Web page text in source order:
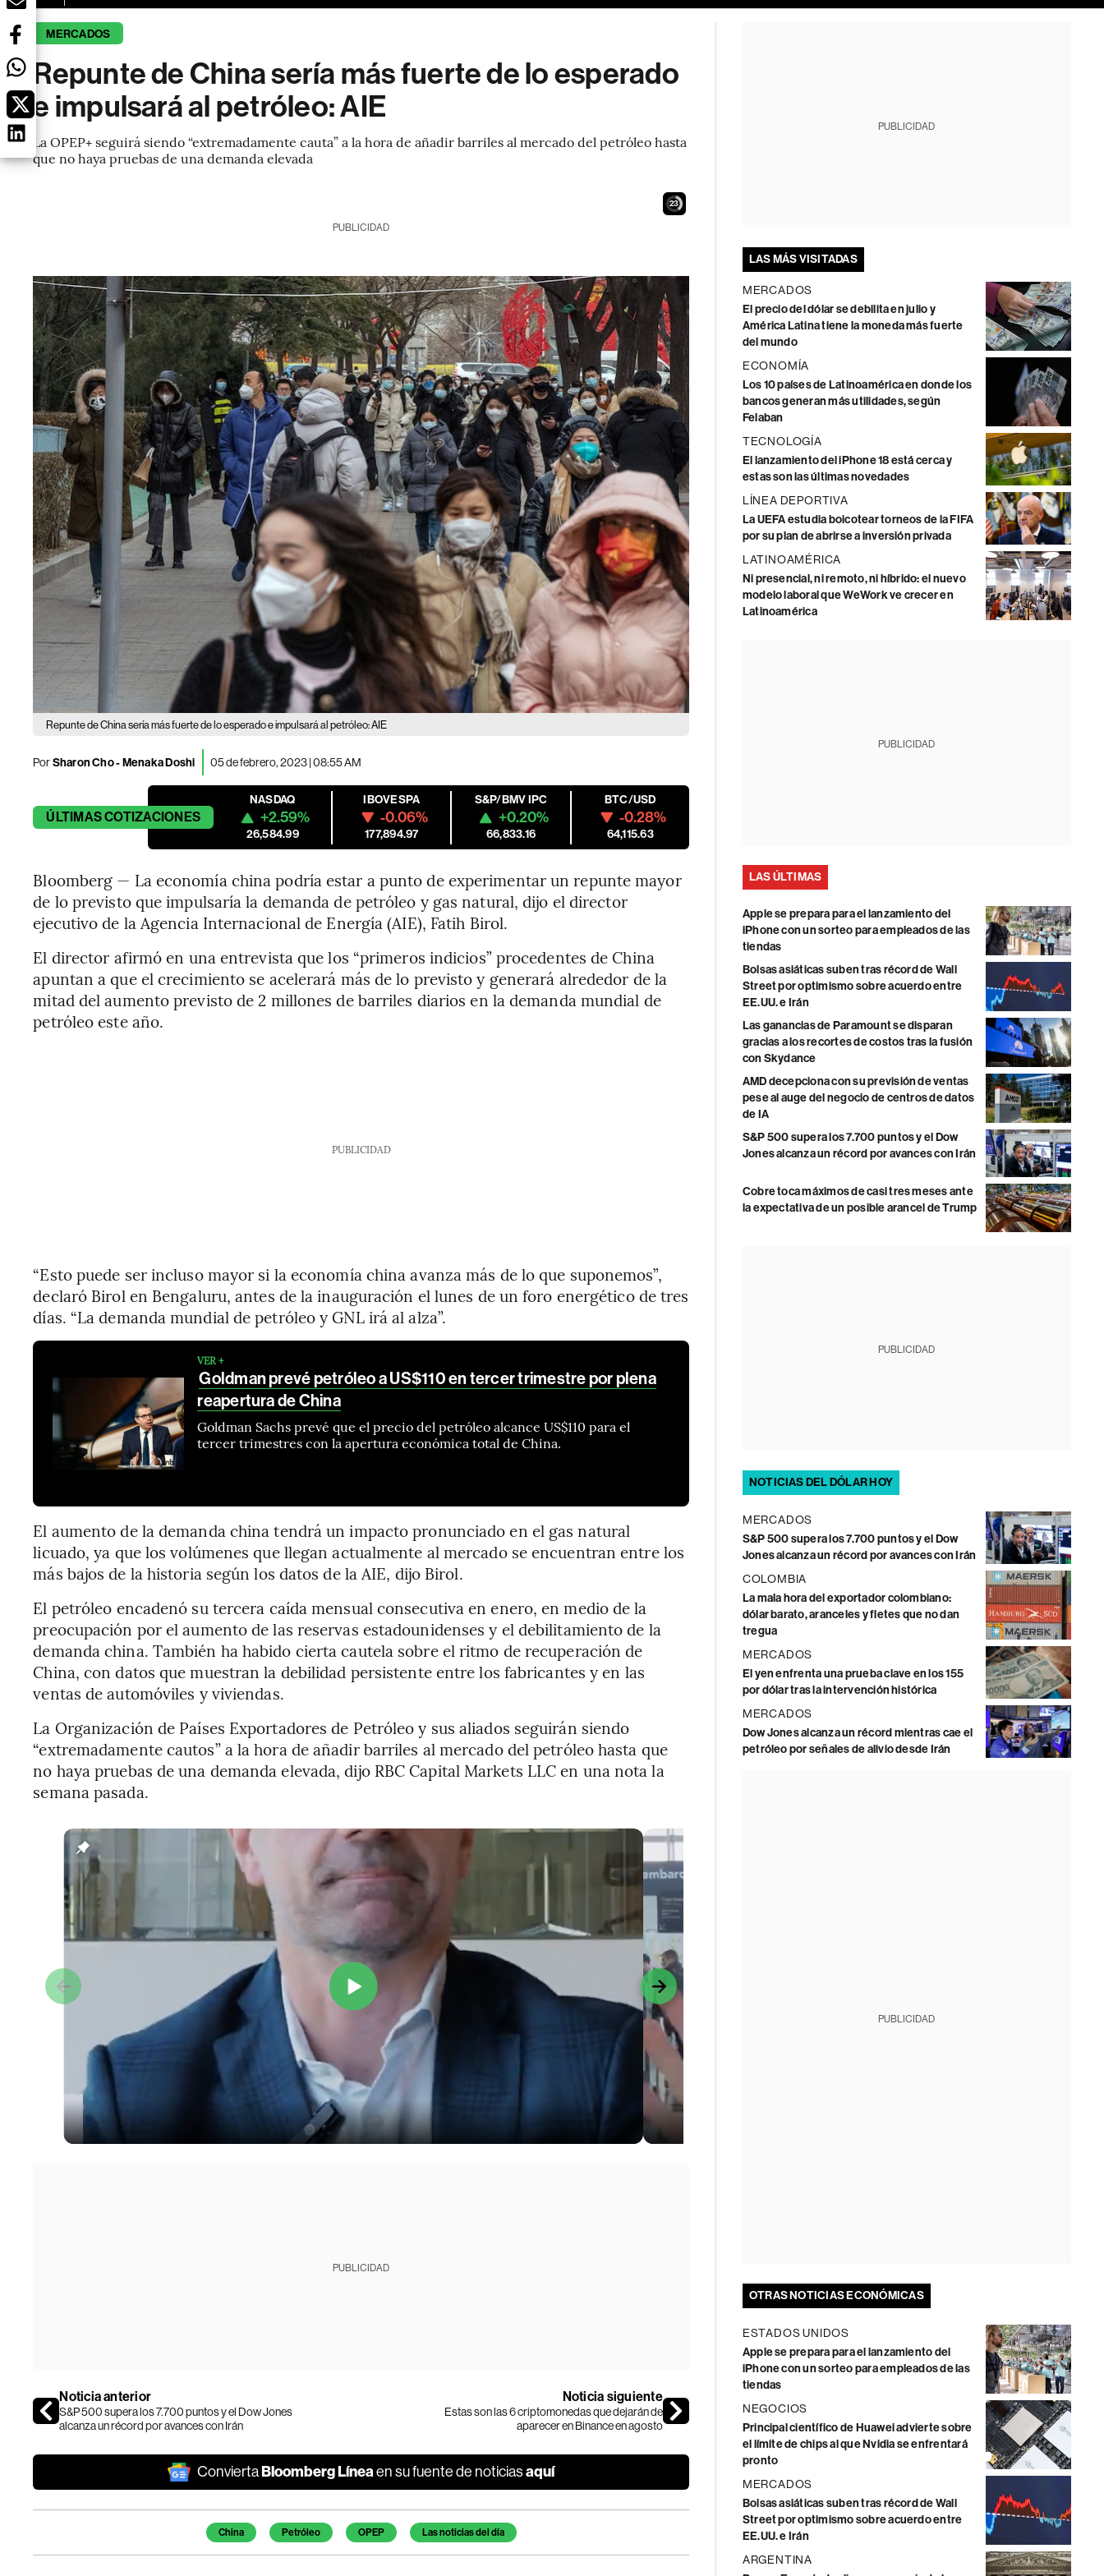
MERCADOS
Repunte de China sería más fuerte de lo esperado
e impulsará al petróleo: AIE
La OPEP+ seguirá siendo “extremadamente cauta” a la hora de añadir barriles al mercado del petróleo hasta
que no haya pruebas de una demanda elevada
21
PUBLICIDAD
Repunte de China sería más fuerte de lo esperado e impulsará al petróleo: AIE
PorSharon Cho - Menaka Doshi 05 de febrero, 2023 | 08:55 AM
ÚLTIMASCOTIZACIONES
NASDAQ
+2.59%
26,584.99
IBOVESPA
-0.06%
177,894.97
S&P/BMV IPC
+0.20%
66,833.16
BTC/USD
-0.28%
64,115.63
Bloomberg — La economía china podría estar a punto de experimentar un repunte mayor
de lo previsto que impulsaría la demanda de petróleo y gas natural, dijo el director
ejecutivo de la Agencia Internacional de Energía (AIE), Fatih Birol.
El director afirmó en una entrevista que los “primeros indicios” procedentes de China
apuntan a que el crecimiento se acelerará más de lo previsto y generará alrededor de la
mitad del aumento previsto de 2 millones de barriles diarios en la demanda mundial de
petróleo este año.
PUBLICIDAD
“Esto puede ser incluso mayor si la economía china avanza más de lo que suponemos”,
declaró Birol en Bengaluru, antes de la inauguración el lunes de un foro energético de tres
días. “La demanda mundial de petróleo y GNL irá al alza”.
VER +
Goldman prevé petróleo a US$110 en tercer trimestre por plena
reapertura de China
Goldman Sachs prevé que el precio del petróleo alcance US$110 para el
tercer trimestres con la apertura económica total de China.
El aumento de la demanda china tendrá un impacto pronunciado en el gas natural
licuado, ya que los volúmenes que llegan actualmente al mercado se encuentran entre los
más bajos de la historia según los datos de la AIE, dijo Birol.
El petróleo encadenó su tercera caída mensual consecutiva en enero, en medio de la
preocupación por el aumento de las reservas estadounidenses y el debilitamiento de la
demanda china. También ha habido cierta cautela sobre el ritmo de recuperación de
China, con datos que muestran la debilidad persistente entre los fabricantes y en las
ventas de automóviles y viviendas.
La Organización de Países Exportadores de Petróleo y sus aliados seguirán siendo
“extremadamente cautos” a la hora de añadir barriles al mercado del petróleo hasta que
no haya pruebas de una demanda elevada, dijo RBC Capital Markets LLC en una nota la
semana pasada.
PUBLICIDAD
Noticia anterior
S&P 500 supera los 7.700 puntos y el Dow Jones
alcanza un récord por avances con Irán
Noticia siguiente
Estas son las 6 criptomonedas que dejarán de
aparecer en Binance en agosto
ConviertaBloomberg Líneaen su fuente de noticiasaquí
China Petróleo OPEP Las noticias del día
PUBLICIDAD
LAS MÁS VISITADAS
MERCADOS
El precio del dólar se debilita en julio y
América Latina tiene la moneda más fuerte
del mundo
ECONOMÍA
Los 10 países de Latinoamérica en donde los
bancos generan más utilidades, según
Felaban
TECNOLOGÍA
El lanzamiento del iPhone 18 está cerca y
estas son las últimas novedades
LÍNEA DEPORTIVA
La UEFA estudia boicotear torneos de la FIFA
por su plan de abrirse a inversión privada
LATINOAMÉRICA
Ni presencial, ni remoto, ni híbrido: el nuevo
modelo laboral que WeWork ve crecer en
Latinoamérica
PUBLICIDAD
LAS ÚLTIMAS
Apple se prepara para el lanzamiento del
iPhone con un sorteo para empleados de las
tiendas
Bolsas asiáticas suben tras récord de Wall
Street por optimismo sobre acuerdo entre
EE.UU. e Irán
Las ganancias de Paramount se disparan
gracias a los recortes de costos tras la fusión
con Skydance
AMD decepciona con su previsión de ventas
pese al auge del negocio de centros de datos
de IA
S&P 500 supera los 7.700 puntos y el Dow
Jones alcanza un récord por avances con Irán
Cobre toca máximos de casi tres meses ante
la expectativa de un posible arancel de Trump
PUBLICIDAD
NOTICIAS DEL DÓLAR HOY
MERCADOS
S&P 500 supera los 7.700 puntos y el Dow
Jones alcanza un récord por avances con Irán
COLOMBIA
La mala hora del exportador colombiano:
dólar barato, aranceles y fletes que no dan
tregua
MERCADOS
El yen enfrenta una prueba clave en los 155
por dólar tras la intervención histórica
MERCADOS
Dow Jones alcanza un récord mientras cae el
petróleo por señales de alivio desde Irán
PUBLICIDAD
OTRAS NOTICIAS ECONÓMICAS
ESTADOS UNIDOS
Apple se prepara para el lanzamiento del
iPhone con un sorteo para empleados de las
tiendas
NEGOCIOS
Principal científico de Huawei advierte sobre
el límite de chips al que Nvidia se enfrentará
pronto
MERCADOS
Bolsas asiáticas suben tras récord de Wall
Street por optimismo sobre acuerdo entre
EE.UU. e Irán
ARGENTINA